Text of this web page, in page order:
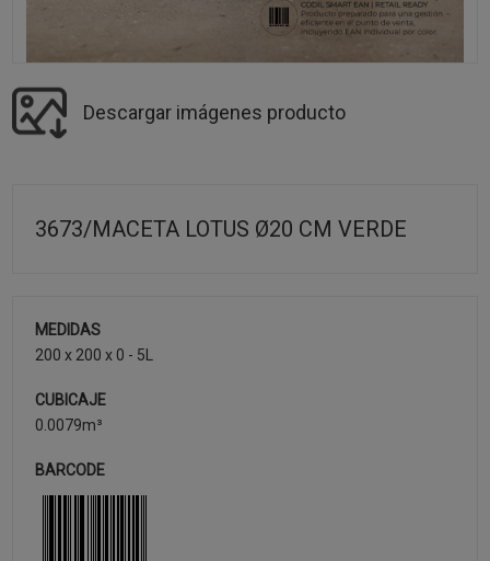
Descargar imágenes producto
3673/MACETA LOTUS Ø20 CM VERDE
MEDIDAS
200 x 200 x 0 - 5L
CUBICAJE
0.0079m³
BARCODE